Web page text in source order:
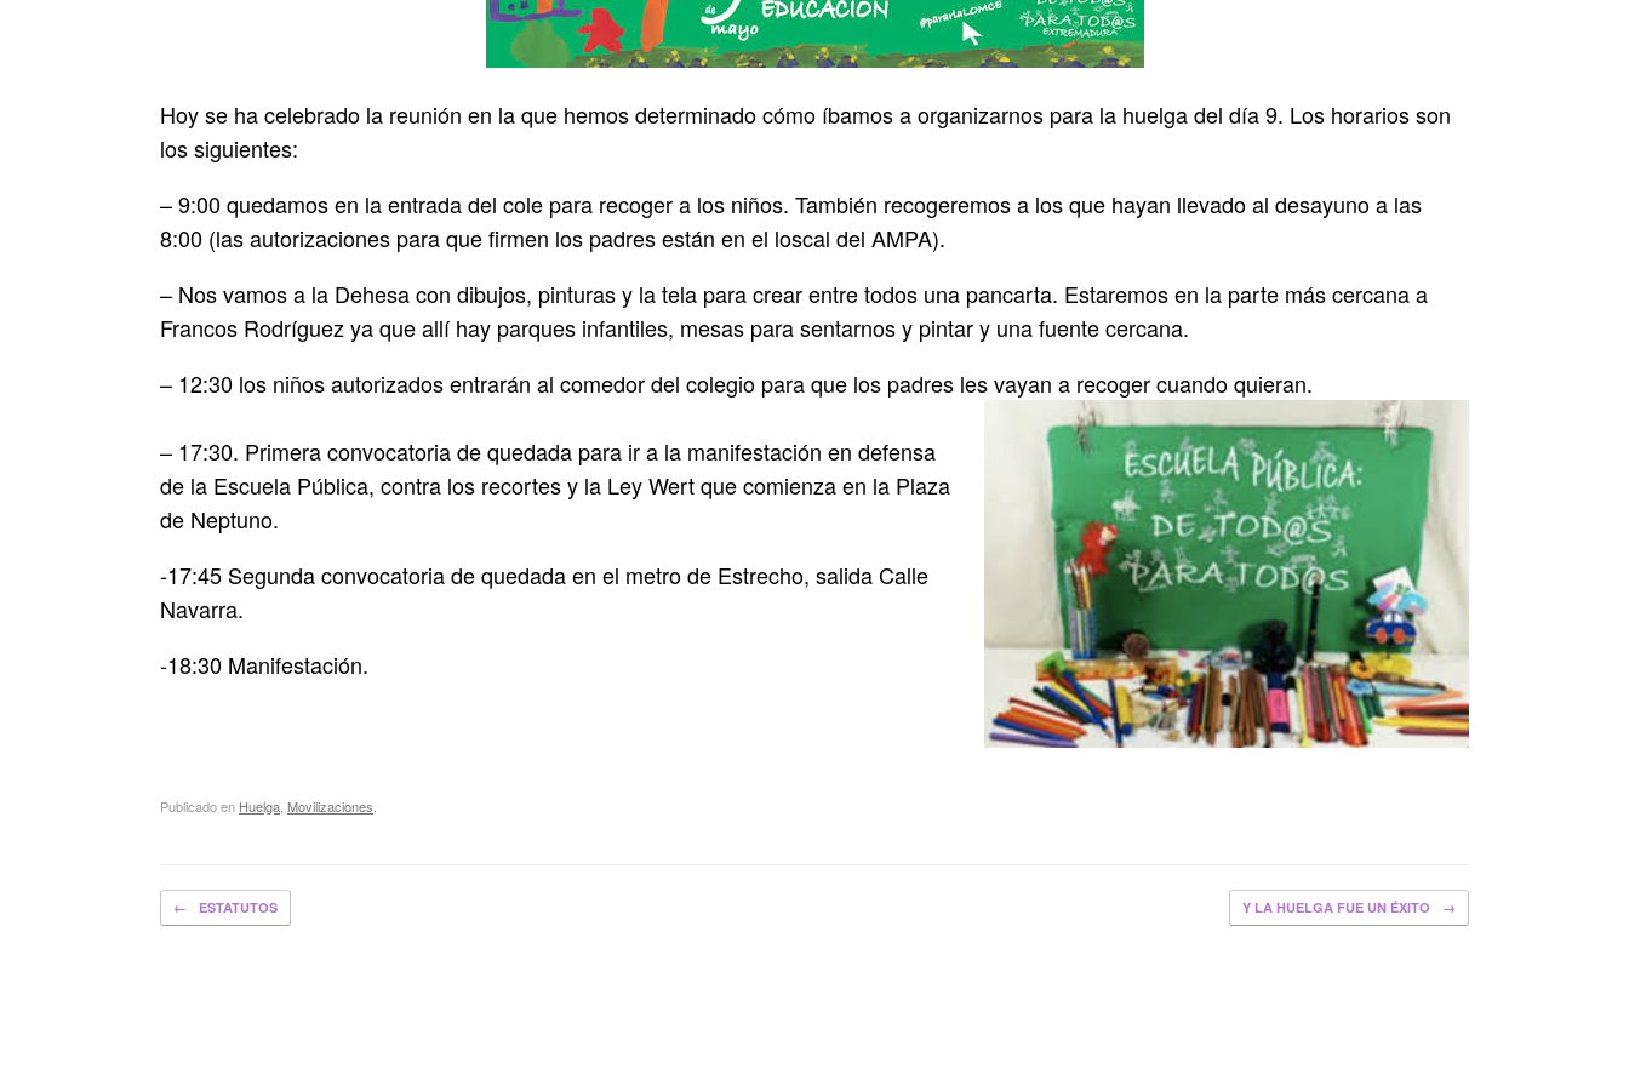
Hoy se ha celebrado la reunión en la que hemos determinado cómo íbamos a organizarnos para la huelga del día 9. Los horarios son
los siguientes:
– 9:00 quedamos en la entrada del cole para recoger a los niños. También recogeremos a los que hayan llevado al desayuno a las
8:00 (las autorizaciones para que firmen los padres están en el loscal del AMPA).
– Nos vamos a la Dehesa con dibujos, pinturas y la tela para crear entre todos una pancarta. Estaremos en la parte más cercana a
Francos Rodríguez ya que allí hay parques infantiles, mesas para sentarnos y pintar y una fuente cercana.
– 12:30 los niños autorizados entrarán al comedor del colegio para que los padres les vayan a recoger cuando quieran.
– 17:30. Primera convocatoria de quedada para ir a la manifestación en defensa
de la Escuela Pública, contra los recortes y la Ley Wert que comienza en la Plaza
de Neptuno.
-17:45 Segunda convocatoria de quedada en el metro de Estrecho, salida Calle
Navarra.
-18:30 Manifestación.
Publicado en Huelga, Movilizaciones.
Navegador de artículos
← ESTATUTOS Y LA HUELGA FUE UN ÉXITO →